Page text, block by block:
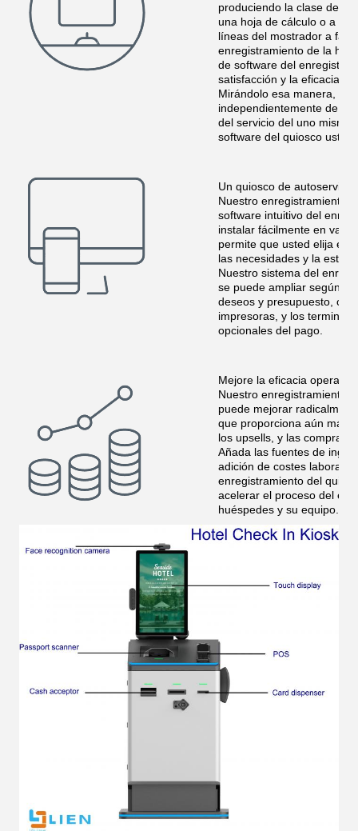
produciendo la clase de
una hoja de cálculo o a
líneas del mostrador a
enregistramiento de la
de software del
satisfacción y la eficacia
Mirándolo esa manera, el
independientemente de si
del servicio del uno
software del quiosco usted
Un quiosco de
Nuestro enregistramiento
software intuitivo del
instalar fácilmente en
permite que usted elija el
las necesidades y la
Nuestro sistema del
se puede ampliar según
deseos y presupuesto,
impresoras, y los
opcionales del pago.
Mejore la eficacia
Nuestro enregistramiento
puede mejorar
que proporciona aún más
los upsells, y las compras
Añada las fuentes de
adición de costes
enregistramiento del
acelerar el proceso del
huéspedes y su equipo.